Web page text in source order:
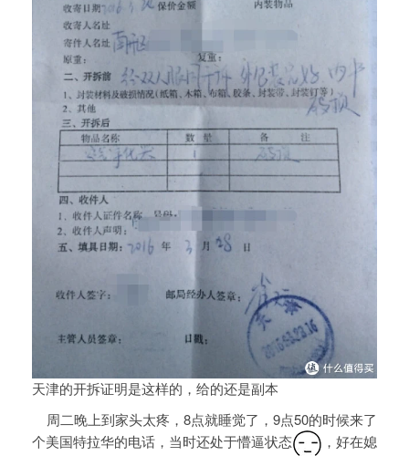
天津的开拆证明是这样的，给的还是副本
周二晚上到家头太疼，8点就睡觉了，9点50的时候来了
个美国特拉华的电话，当时还处于懵逼状态
，好在媳